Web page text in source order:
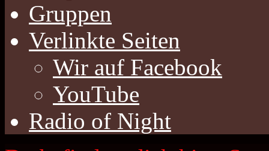
Gruppen
Verlinkte Seiten
Wir auf Facebook
YouTube
Radio of Night